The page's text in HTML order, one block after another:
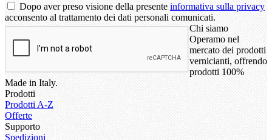
Dopo aver preso visione della presente informativa sulla privacy
acconsento al trattamento dei dati personali comunicati.
Chi siamo
Operamo nel
mercato dei prodotti
vernicianti, offrendo
prodotti 100%
Made in Italy.
Prodotti
Prodotti A-Z
Offerte
Supporto
Spedizioni